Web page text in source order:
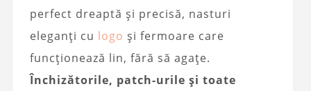
perfect dreaptă și precisă, nasturi
eleganți cu logo și fermoare care
funcționează lin, fără să agațe.
Închizătorile, patch-urile și toate